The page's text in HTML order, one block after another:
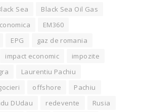
Sea
Black Sea Oil Gas
EM360
EPG
gaz de romania
impact economic
impozite
Laurentiu Pachiu
offshore
Pachiu
DUdau redevente
Rusia